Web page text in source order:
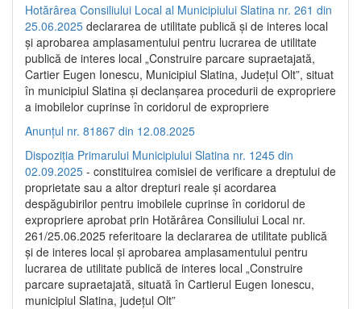
Hotărârea Consiliului Local al Municipiului Slatina nr. 261 din
25.06.2025 declararea de utilitate publică și de interes local
și aprobarea amplasamentului pentru lucrarea de utilitate
publică de interes local „Construire parcare supraetajată,
Cartier Eugen Ionescu, Municipiul Slatina, Județul Olt”, situat
în municipiul Slatina și declanșarea procedurii de expropriere
a imobilelor cuprinse în coridorul de expropriere
Anunțul nr. 81867 din 12.08.2025
Dispoziția Primarului Municipiului Slatina nr. 1245 din
02.09.2025 - constituirea comisiei de verificare a dreptului de
proprietate sau a altor drepturi reale și acordarea
despăgubirilor pentru imobilele cuprinse în coridorul de
expropriere aprobat prin Hotărârea Consiliului Local nr.
261/25.06.2025 referitoare la declararea de utilitate publică
și de interes local și aprobarea amplasamentului pentru
lucrarea de utilitate publică de interes local „Construire
parcare supraetajată, situată în Cartierul Eugen Ionescu,
municipiul Slatina, județul Olt”